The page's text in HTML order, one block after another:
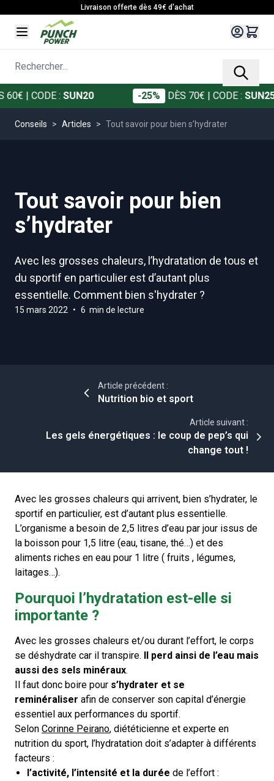
Livraison offerte dès 49€ d'achat
Rechercher...
| CODE :SUN20 -25% DÈS 70€| CODE :SUN25
Conseils > Articles > Tout savoir pour bien s’hydrater
Tout savoir pour bien
s’hydrater
Avec les grosses chaleurs, l’hydratation de tous et
du sportif en particulier est d’autant plus
essentielle. Comment bien s'hydrater ?
15 mars 2022 • 6 min de lecture
Article précédent :
Nutrition bio et sport
Article suivant :
Les gels énergétiques : le coup de pep’s qui
change tout !
Avec les grosses chaleurs qui arrivent, bien s’hydrater, le
sportif en particulier, est d’autant plus essentielle.
L’organisme a besoin de 2,5 litres d’eau par jour issus de
la boisson pour 1,5 litre (eau, tisane, thé…) et des
aliments riches en eau pour 1 litre ( fruits , légumes,
laitages…).
Pourquoi l’hydratation est-elle si
importante ?
Avec les grosses chaleurs et/ou durant l’effort, le corps
se déshydrate car il transpire. Il perd ainsi de l’eau mais
aussi des sels minéraux.
Il faut donc boire pour s’hydrater et se
reminéraliser afin de conserver son capital d’énergie
essentiel aux performances du sportif.
Selon Corinne Peirano, diététicienne et experte en
nutrition du sport, l’hydratation doit s’adapter à différents
facteurs :
l’activité, l’intensité et la durée de l’effort :